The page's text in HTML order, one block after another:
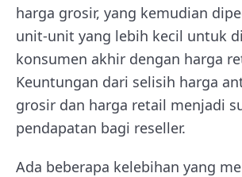
harga grosir, yang kemudian
unit-unit yang lebih kecil untuk
konsumen akhir dengan harga
Keuntungan dari selisih harga
grosir dan harga retail menjadi
pendapatan bagi reseller.
Ada beberapa kelebihan yang